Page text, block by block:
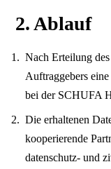
2. Ablauf
Nach Erteilung
Auftraggebers
bei der SCHUFA
Die erhaltenen
kooperierende
datenschutz- und